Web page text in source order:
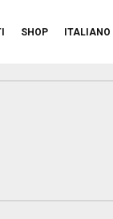
SHOP ITALIANO